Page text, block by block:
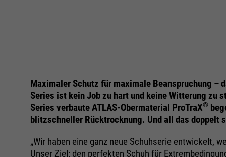
Maximaler Schutz für maximale Beanspruchung –
Series ist kein Job zu hart und keine Witterung zu
Series verbaute ATLAS-Obermaterial ProTraX®
blitzschneller Rücktrocknung. Und all das doppelt
„Wir haben eine ganz neue Schuhserie entwickelt,
Unser Ziel: den perfekten Schuh für